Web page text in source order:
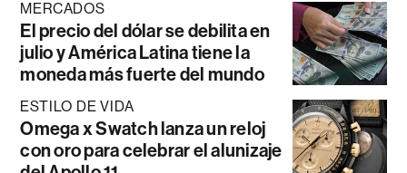
MERCADOS
El precio del dólar se debilita en
julio y América Latina tiene la
moneda más fuerte del mundo
ESTILO DE VIDA
Omega x Swatch lanza un reloj
con oro para celebrar el alunizaje